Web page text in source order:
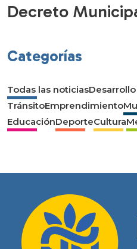
Decreto
Categorías
Todas las noticias
TránsitoEmprendimiento
EducaciónDeporteCultura